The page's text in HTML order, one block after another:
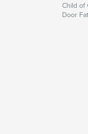
Child of
Door